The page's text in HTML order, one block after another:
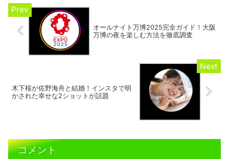
オールナイト万博2025完全ガイド！大阪
万博の夜を楽しむ方法を徹底調査
木下桜が佐野海舟と結婚！インスタで明
かされた幸せな2ショットが話題
コメント